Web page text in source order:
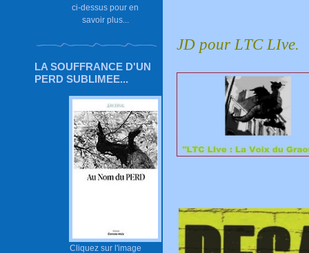
ci-dessus pour en
savoir plus...
LA SOUFFRANCE D'UN
PERD SUBLIMEE...
Cliquez sur l'image
JD pour LTC LIve.